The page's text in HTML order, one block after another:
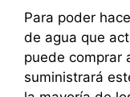
Para poder
de agua que
puede comprar
suministrará